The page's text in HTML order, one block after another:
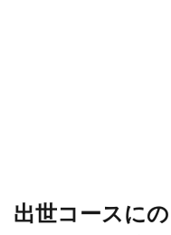
出世コースに